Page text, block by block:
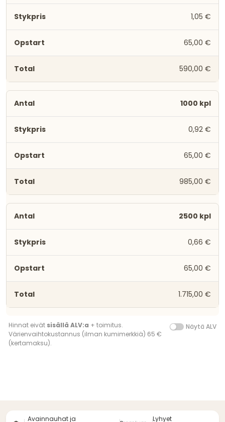
1,05 €
65,00 €
590,00 €
1000 kpl
0,92 €
65,00 €
985,00 €
2500 kpl
0,66 €
65,00 €
1.715,00 €
Hinnat eivät sisällä ALV:a + toimitus.
Värienvaihtokustannus (ilman kumimerkkiä) 65 €
(kertamaksu).
Näytä ALV
Avainnauhat ja
Lyhyet